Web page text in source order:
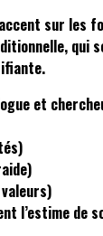
sur les
et
l’estime de